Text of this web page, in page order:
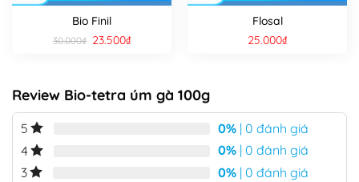
Bio Finil
30.000₫ Giá
gốc
23.500₫Giá
hiện
Flosal
25.000₫
Review Bio-tetra úm gà 100g
5 0% | 0 đánh giá
4
0% | 0 đánh giá
3
0% | 0 đánh giá